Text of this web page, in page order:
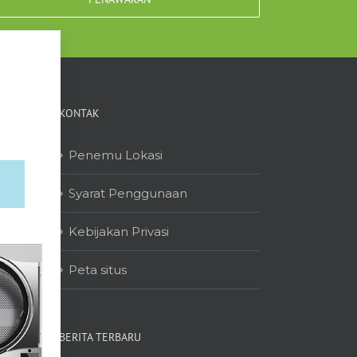
KONTAK
Penemu Lokasi
Syarat Penggunaan
Kebijakan Privasi
Peta situs
BERITA TERBARU